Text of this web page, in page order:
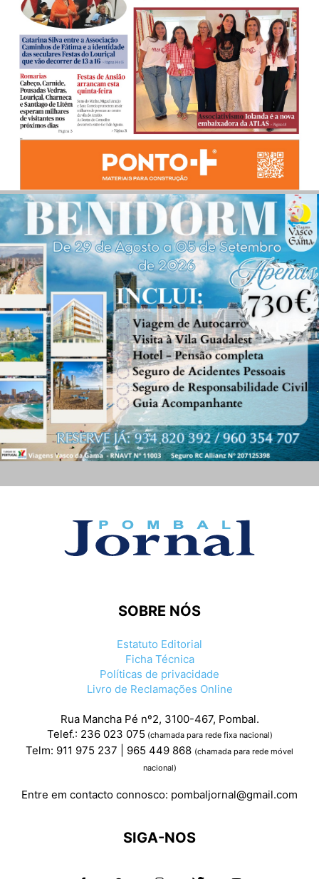
SOBRE NÓS
Estatuto Editorial
Ficha Técnica
Políticas de privacidade
Livro de Reclamações Online
Rua Mancha Pé nº2, 3100-467, Pombal.
Telef.: 236 023 075 (chamada para rede fixa nacional)
Telm: 911 975 237 | 965 449 868 (chamada para rede móvel
nacional)
Entre em contacto connosco: pombaljornal@gmail.com
SIGA-NOS